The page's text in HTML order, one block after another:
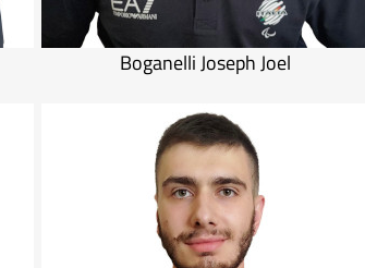
Boganelli Joseph Joel